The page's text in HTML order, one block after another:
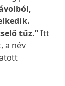
tűz.”Itt
a név